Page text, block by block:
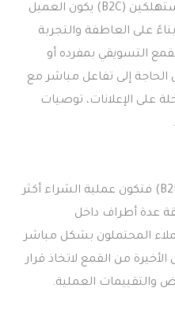
في التسويق بين الشركات والمستهلكين (B2C) يكون العميل
بناءً على العاطفة والتجربة
التسويقي بمفرده أو
الحاجة إلى تفاعل مباشر مع
على الإعلانات، توصيات
أما في التسويق بين الشركات (B2B) فتكون عملية الشراء أكثر
عدة أطراف داخل
المحتملون بشكل مباشر
من القمع لاتخاذ قرار
والتقييمات العملية.